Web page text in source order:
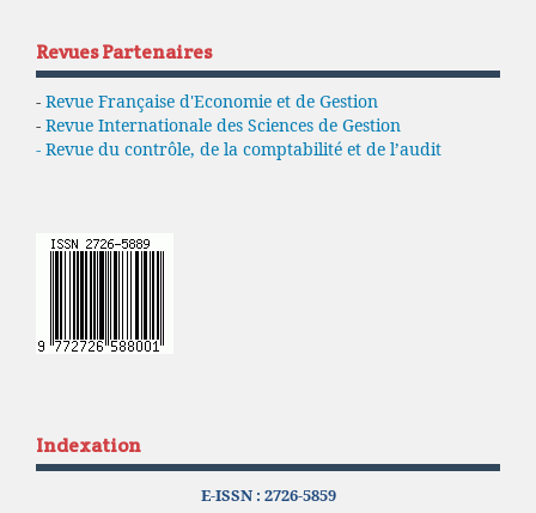
Revues Partenaires
- Revue Française d'Economie et de Gestion
- Revue Internationale des Sciences de Gestion
- Revue du contrôle, de la comptabilité et de l’audit
Indexation
E-ISSN : 2726-5859